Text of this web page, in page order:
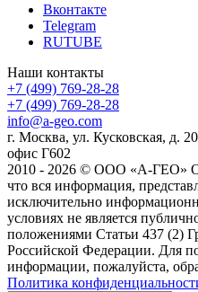
Вконтакте
Telegram
RUTUBE
Наши контакты
+7 (499) 769-28-28
+7 (499) 769-28-28
info@a-geo.com
г. Москва, ул. Кусковская, д.
офис Г602
2010 - 2026 © ООО «А-ГЕО»
что вся информация,
исключительно
условиях не является
положениями Статьи 437 (2)
Российской Федерации. Для
информации, пожалуйста,
Политика